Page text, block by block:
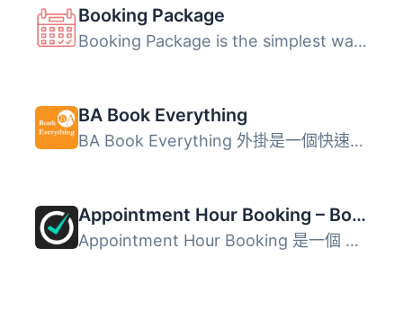
Booking Package
Booking Package is the simplest way to facilitate room re...
BA Book Everything
BA Book Everything 外掛是一個快速且強大的訂房引擎，專為主...
Appointment Hour Booking – Booking Calendar
Appointment Hour Booking 是一個 WordPress 外掛程式，可建...